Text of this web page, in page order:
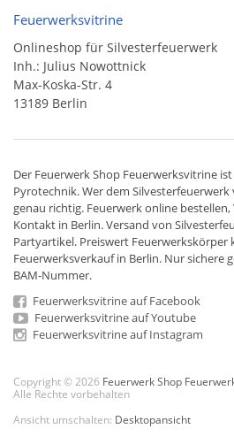
Feuerwerksvitrine
Onlineshop für Silvesterfeuerwerk
Inh.: Julius Nowottnick
Max-Koska-Str. 4
13189 Berlin
Der Feuerwerk Shop Feuerwerksvitrine ist
Pyrotechnik. Wer dem
genau richtig. Feuerwerk online bestellen,
Kontakt in Berlin. Versand von
Partyartikel. Preiswert Feuerwerkskörper
Feuerwerksverkauf in Berlin. Nur sichere
BAM-Nummer.
Feuerwerksvitrine auf Facebook
Feuerwerksvitrine auf Youtube
Feuerwerksvitrine auf Instagram
Copyright © 2026 Feuerwerk Shop
Alle Rechte vorbehalten
Ansicht umschalten: Desktopansicht